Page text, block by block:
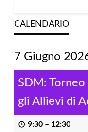
CALENDARIO
7 Giugno
SDM:
gli Allievi di
9:30 – 12:30